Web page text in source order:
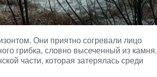
Они приятно согревали лицо
грибка, словно высеченный из камня.
части, которая затерялась среди